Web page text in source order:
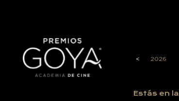
< 2026
Estás en la